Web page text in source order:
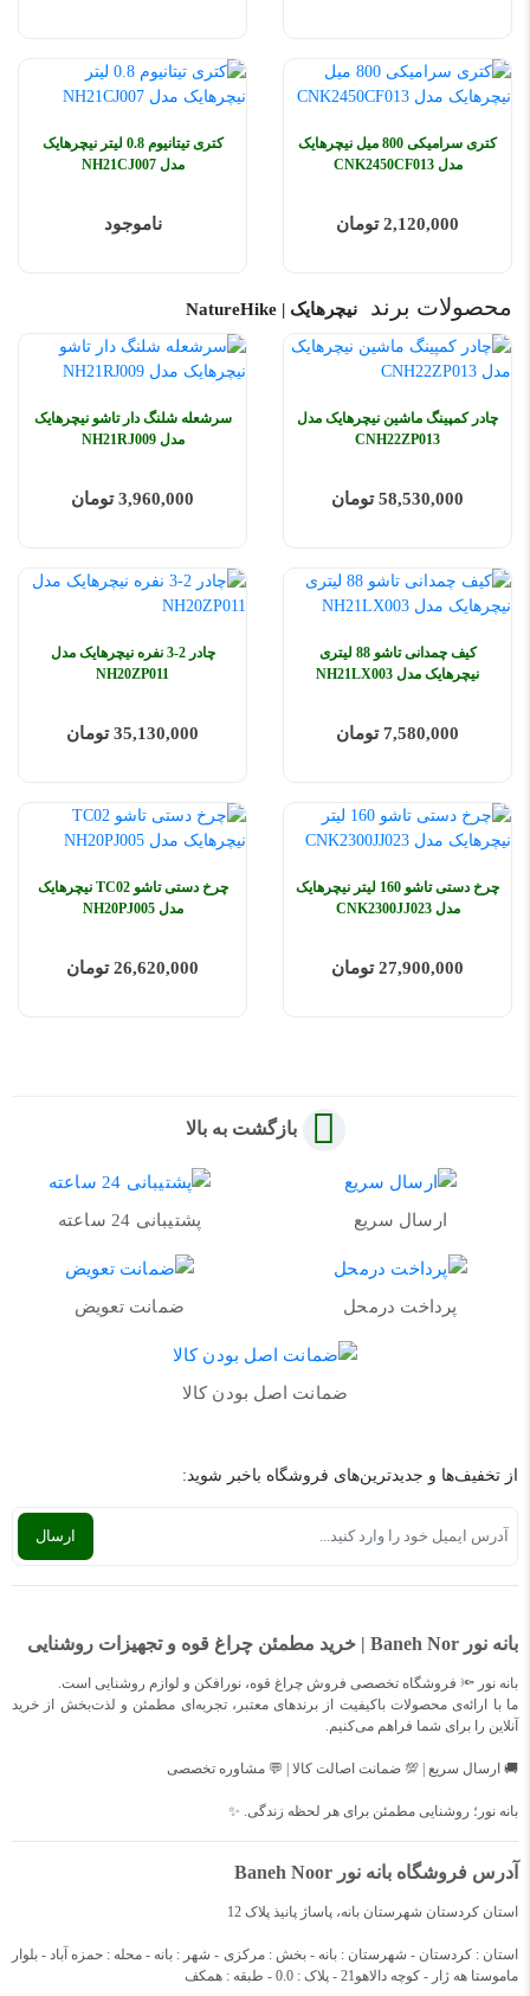
کتری سرامیکی 800 میل نیچرهایک
مدل CNK2450CF013
2,120,000 تومان
کتری تیتانیوم 0.8 لیتر نیچرهایک
مدل NH21CJ007
ناموجود
محصولات برند نیچرهایک | NatureHike
چادر کمپینگ ماشین نیچرهایک مدل
CNH22ZP013
58,530,000 تومان
سرشعله شلنگ دار تاشو نیچرهایک
مدل NH21RJ009
3,960,000 تومان
کیف چمدانی تاشو 88 لیتری
نیچرهایک مدل NH21LX003
7,580,000 تومان
چادر 2-3 نفره نیچرهایک مدل
NH20ZP011
35,130,000 تومان
چرخ دستی تاشو 160 لیتر نیچرهایک
مدل CNK2300JJ023
27,900,000 تومان
چرخ دستی تاشو TC02 نیچرهایک
مدل NH20PJ005
26,620,000 تومان
بازگشت به بالا
ارسال سریع پشتیبانی 24 ساعته
پرداخت درمحل ضمانت تعویض
ضمانت اصل بودن کالا
از تخفیف‌ها و جدیدترین‌های فروشگاه باخبر شوید:
بانه نور Baneh Nor | خرید مطمئن چراغ قوه و تجهیزات روشنایی
بانه نور 🔦 فروشگاه تخصصی فروش چراغ قوه، نورافکن و لوازم روشنایی است.
ما با ارائه‌ی محصولات باکیفیت از برندهای معتبر، تجربه‌ای مطمئن و لذت‌بخش از خرید
آنلاین را برای شما فراهم می‌کنیم.
🚚 ارسال سریع | 💯 ضمانت اصالت کالا | 💬 مشاوره تخصصی
بانه نور؛ روشنایی مطمئن برای هر لحظه زندگی. ✨
آدرس فروشگاه بانه نور Baneh Noor
استان کردستان شهرستان بانه، پاساژ پانیذ پلاک 12
استان : کردستان - شهرستان : بانه - بخش : مرکزی - شهر : بانه - محله : حمزه آباد - بلوار
ماموستا هه ژار - کوچه دالاهو21 - پلاک : 0.0 - طبقه : همکف